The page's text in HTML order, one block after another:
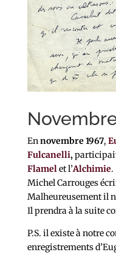
Ennovembre 1967,
Fulcanelli,
Flamelet l’Alchimie.
Michel Carrouges
Malheureusement il
Il prendra à la suite
P.S. il existe à notre
enregistrements